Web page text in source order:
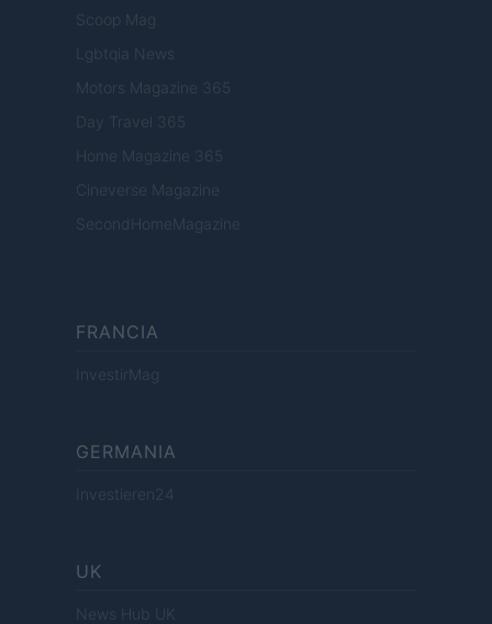
Scoop Mag
Lgbtqia News
Motors Magazine 365
Day Travel 365
Home Magazine 365
Cineverse Magazine
SecondHomeMagazine
FRANCIA
InvestirMag
GERMANIA
Investieren24
UK
News Hub UK